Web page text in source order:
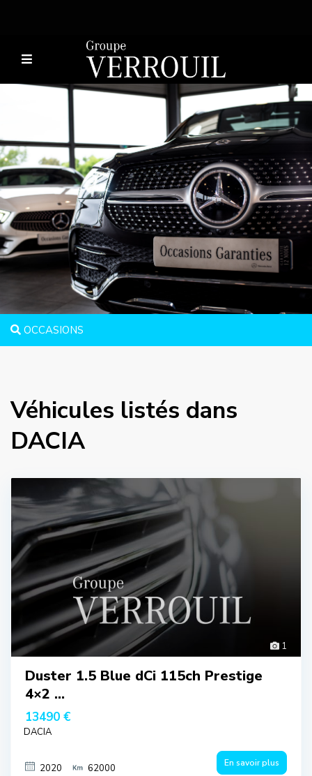
OCCASIONS
Véhicules listés dans
DACIA
1
Duster 1.5 Blue dCi 115ch Prestige
4×2 ...
13490 €
DACIA
2020 62000 En savoir plus